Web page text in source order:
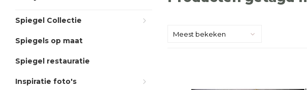
Spiegel Collectie
Spiegels op maat
Spiegel restauratie
Inspiratie foto's
Meest bekeken